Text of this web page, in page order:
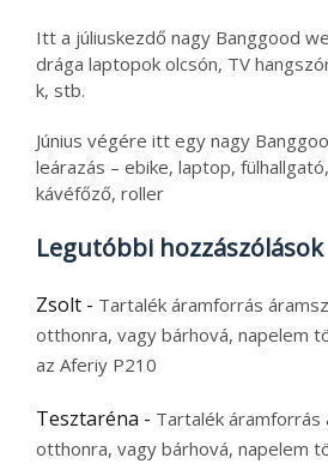
Itt a júliuskezdő nagy Banggood
drága laptopok olcsón, TV
k, stb.
Június végére itt egy nagy
leárazás – ebike, laptop,
kávéfőző, roller
Legutóbbi hozzászólások
Zsolt - Tartalék áramforrás
otthonra, vagy bárhová, napelem
az Aferiy P210
Tesztaréna - Tartalék
otthonra, vagy bárhová, napelem